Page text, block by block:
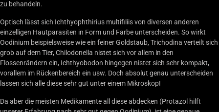
zu behandeln.
Optisch lässt sich Ichthyophthirius multifiliis von diversen anderen
einzelligen Hautparasiten in Form und Farbe unterscheiden. So wirkt
Oodinium beispielsweise wie ein feiner Goldstaub, Trichodina verteilt sich
grob auf dem Tier, Chilodonella nistet sich vor allem in den
Flossenrändern ein, Ichthyobodon hingegen nistet sich sehr kompakt,
vorallem im Rückenbereich ein usw. Doch absolut genau unterscheiden
lassen sich alle diese sehr gut unter einem Mikroskop!
Da aber die meisten Medikamente all diese abdecken (Protazol hilft